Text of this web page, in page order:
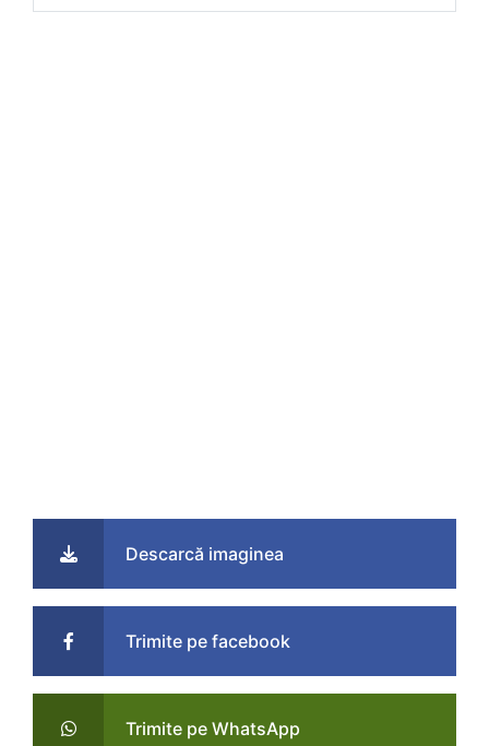
Descarcă imaginea
Trimite pe facebook
Trimite pe WhatsApp